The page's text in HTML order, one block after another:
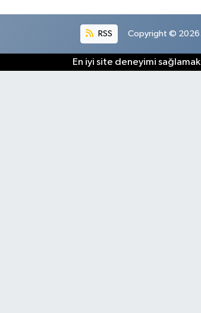
RSS Copyright © 2026.
En iyi site deneyimi